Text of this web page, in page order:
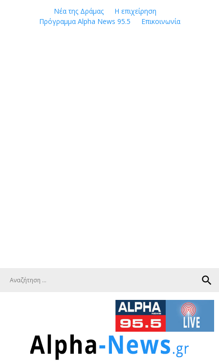
Νέα της Δράμας
Η επιχείρηση
Πρόγραμμα Alpha News 95.5
Επικοινωνία
search